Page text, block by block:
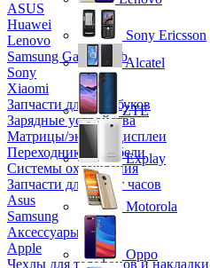
ASUS
Huawei
Lenovo
Samsung Galaxy Tab
Sony
Xiaomi
Запчасти для ноутбуков
Зарядные устройства
Матрицы/экраны/дисплеи
Переходники и кабели
Системы охлаждения
Запчасти для смарт часов
Asus
Samsung
Аксессуары
Apple
Чехлы для телефонов и накладки
Sony Ericsson
Alcatel
ZTE
Explay
Motorola
Oppo